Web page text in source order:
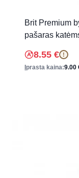
Brit Premium
pašaras
8.55 € !
Įprasta kaina:9.00